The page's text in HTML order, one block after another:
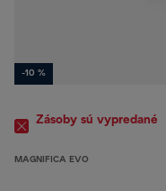
-10 %
Zásoby sú vypredané
MAGNIFICA EVO